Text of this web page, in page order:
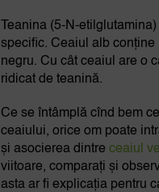
Teanina (5-N-
specific. Ceaiul alb conține
negru. Cu cât ceaiul are o
ridicat de teanină.
Ce se întâmplă cînd bem
ceaiului, orice om poate
și asocierea dintre ceaiul
viitoare, comparați și
asta ar fi explicația pentru